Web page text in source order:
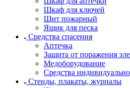
Шкаф для ключей
Щит пожарный
Ящик для песка
Средства спасения
Аптечка
Защита от поражения
Медоборудование
Средства
Стенды, плакаты, журналы